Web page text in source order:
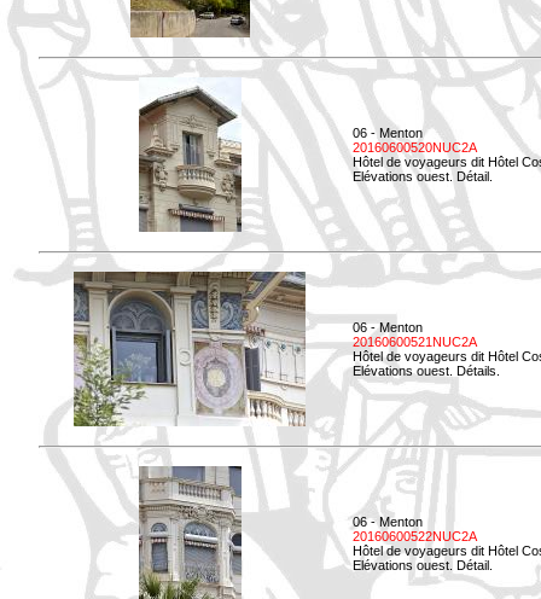
06 - Menton
20160600520NUC2A
Hôtel de voyageurs dit Hôtel
Elévations ouest. Détail.
06 - Menton
20160600521NUC2A
Hôtel de voyageurs dit Hôtel
Elévations ouest. Détails.
06 - Menton
20160600522NUC2A
Hôtel de voyageurs dit Hôtel
Elévations ouest. Détail.